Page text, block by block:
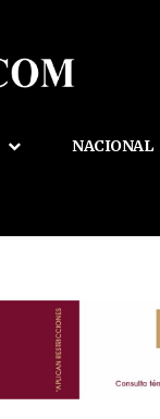
NACIONAL